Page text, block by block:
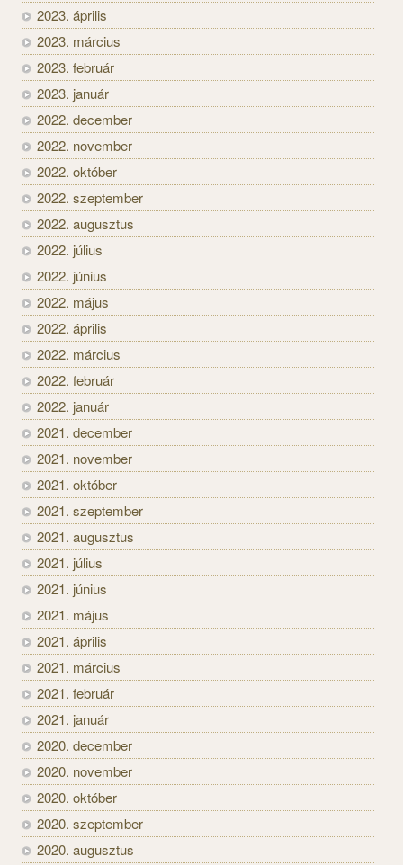
2023. április
2023. március
2023. február
2023. január
2022. december
2022. november
2022. október
2022. szeptember
2022. augusztus
2022. július
2022. június
2022. május
2022. április
2022. március
2022. február
2022. január
2021. december
2021. november
2021. október
2021. szeptember
2021. augusztus
2021. július
2021. június
2021. május
2021. április
2021. március
2021. február
2021. január
2020. december
2020. november
2020. október
2020. szeptember
2020. augusztus